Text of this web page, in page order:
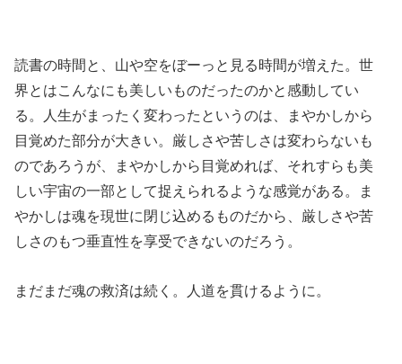
読書の時間と、山や空をぼーっと見る時間が増えた。世
界とはこんなにも美しいものだったのかと感動してい
る。人生がまったく変わったというのは、まやかしから
目覚めた部分が大きい。厳しさや苦しさは変わらないも
のであろうが、まやかしから目覚めれば、それすらも美
しい宇宙の一部として捉えられるような感覚がある。ま
やかしは魂を現世に閉じ込めるものだから、厳しさや苦
しさのもつ垂直性を享受できないのだろう。
まだまだ魂の救済は続く。人道を貫けるように。